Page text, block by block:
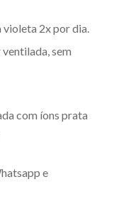
violeta 2x por dia.
sem
com íons prata
e